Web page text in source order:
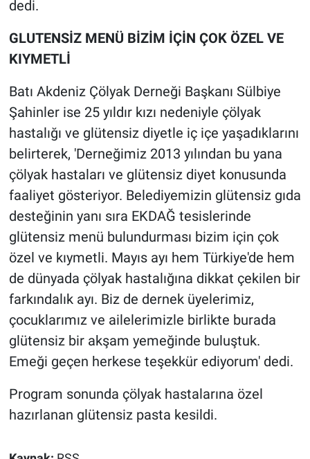
dedi.
GLUTENSİZ MENÜ BİZİM İÇİN ÇOK ÖZEL VE
KIYMETLİ
Batı Akdeniz Çölyak Derneği Başkanı Sülbiye
Şahinler ise 25 yıldır kızı nedeniyle çölyak
hastalığı ve glütensiz diyetle iç içe yaşadıklarını
belirterek, 'Derneğimiz 2013 yılından bu yana
çölyak hastaları ve glütensiz diyet konusunda
faaliyet gösteriyor. Belediyemizin glütensiz gıda
desteğinin yanı sıra EKDAĞ tesislerinde
glütensiz menü bulundurması bizim için çok
özel ve kıymetli. Mayıs ayı hem Türkiye'de hem
de dünyada çölyak hastalığına dikkat çekilen bir
farkındalık ayı. Biz de dernek üyelerimiz,
çocuklarımız ve ailelerimizle birlikte burada
glütensiz bir akşam yemeğinde buluştuk.
Emeği geçen herkese teşekkür ediyorum' dedi.
Program sonunda çölyak hastalarına özel
hazırlanan glütensiz pasta kesildi.